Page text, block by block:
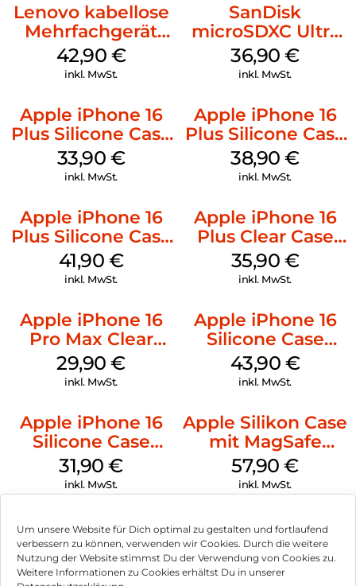
Um unsere Website für Dich optimal zu gestalten und fortlaufend
verbessern zu können, verwenden wir Cookies. Durch die weitere
Nutzung der Website stimmst Du der Verwendung von Cookies zu.
Weitere Informationen zu Cookies erhältst Du in unserer
Lenovo kabellose
Mehrfachgerät
Luna Grey
42,90 €
inkl. MwSt.
SanDisk
microSDXC Ultra
128 GB + Adapter
Mobile
36,90€
inkl. MwSt.
Apple iPhone 16
Plus Silicone Case
MagSafe Lake
Green
33,90 €
inkl. MwSt.
Apple iPhone 16
Plus Silicone Case
MagSafe Denim
38,90€
inkl. MwSt.
Apple iPhone 16
Plus Silicone Case
MagSafe Stone
Gray
41,90 €
inkl. MwSt.
Apple iPhone 16
Plus Clear Case
MagSafe
Transparent
35,90 €
inkl. MwSt.
Apple iPhone 16
Pro Max Clear
Case MagSafe
Transparent
29,90€
inkl. MwSt.
Apple iPhone 16
Silicone Case
MagSafe Plum
43,90 €
inkl. MwSt.
Apple iPhone 16
Silicone Case
MagSafe Fuchsia
31,90€
inkl. MwSt.
Apple Silikon Case
mit MagSafe
iPhone 14 Pro
(PRODUCT)RED
57,90€
inkl. MwSt.
Impressum